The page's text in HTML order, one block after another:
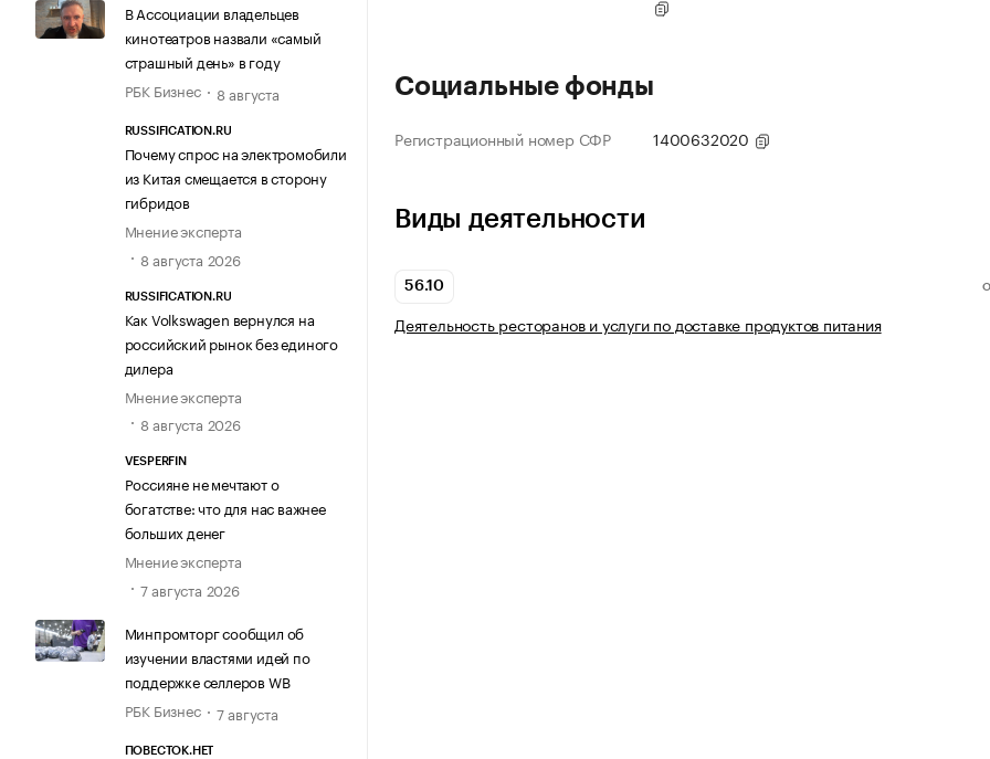
В Ассоциации владельцев
кинотеатров назвали «самый
страшный день» в году
РБК Бизнес
8 августа
RUSSIFICATION.RU
Почему спрос на электромобили
из Китая смещается в сторону
гибридов
Мнение эксперта
8 августа 2026
RUSSIFICATION.RU
Как Volkswagen вернулся на
российский рынок без единого
дилера
Мнение эксперта
8 августа 2026
VESPERFIN
Россияне не мечтают о
богатстве: что для нас важнее
больших денег
Мнение эксперта
7 августа 2026
Минпромторг сообщил об
изучении властями идей по
поддержке селлеров WB
РБК Бизнес
7 августа
ПОВЕСТОК.НЕТ
Социальные фонды
Регистрационный номер СФР 1400632020
Виды деятельности
56.10
Деятельность ресторанов и услуги по доставке продуктов питания